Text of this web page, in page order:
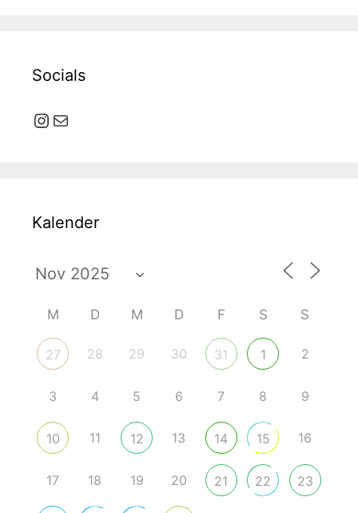
Socials
Instagram
E-Mail
Kalender
M D M D F S S
27 28 29 30 31 1 2
3 4 5 6 7 8 9
10 11 12 13 14 15 16
17 18 19 20 21 22 23